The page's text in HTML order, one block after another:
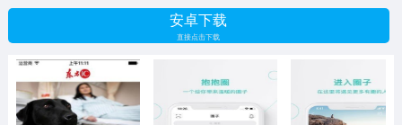
模拟游戏
策略游戏 文字游戏 角色扮演
安卓下载
直接点击下载